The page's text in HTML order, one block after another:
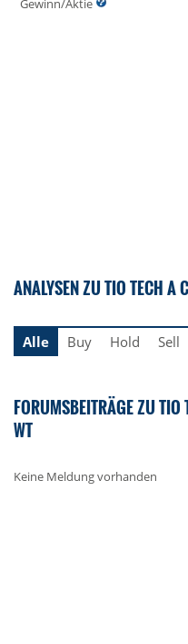
Gewinn/Aktie
ANALYSEN ZU TIO TECH A
Alle
Buy Hold Sell
FORUMSBEITRÄGE ZU TIO
WT
Keine Meldung vorhanden